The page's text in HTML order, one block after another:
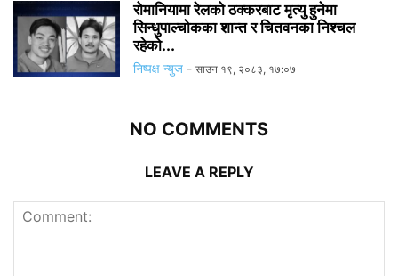
रोमानियामा रेलको ठक्करबाट मृत्यु हुनेमा
सिन्धुपाल्चोकका शान्त र चितवनका निश्चल
रहेको...
निष्पक्ष न्युज - साउन १९, २०८३, १७:०७
NO COMMENTS
LEAVE A REPLY